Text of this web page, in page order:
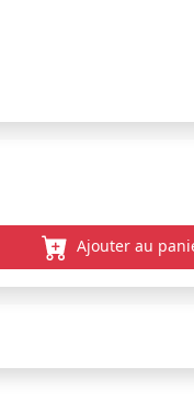
Ajouter au